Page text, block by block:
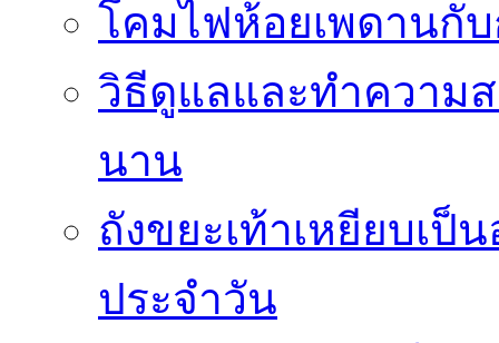
โคมไฟห้อยเพดานกั
วิธีดูแลและทำความ
นาน
ถังขยะเท้าเหยียบเ
ประจำวัน